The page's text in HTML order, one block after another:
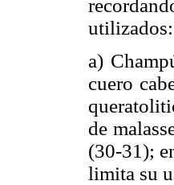
utilizados:
a)
cuero
de
(30-31);
limita su